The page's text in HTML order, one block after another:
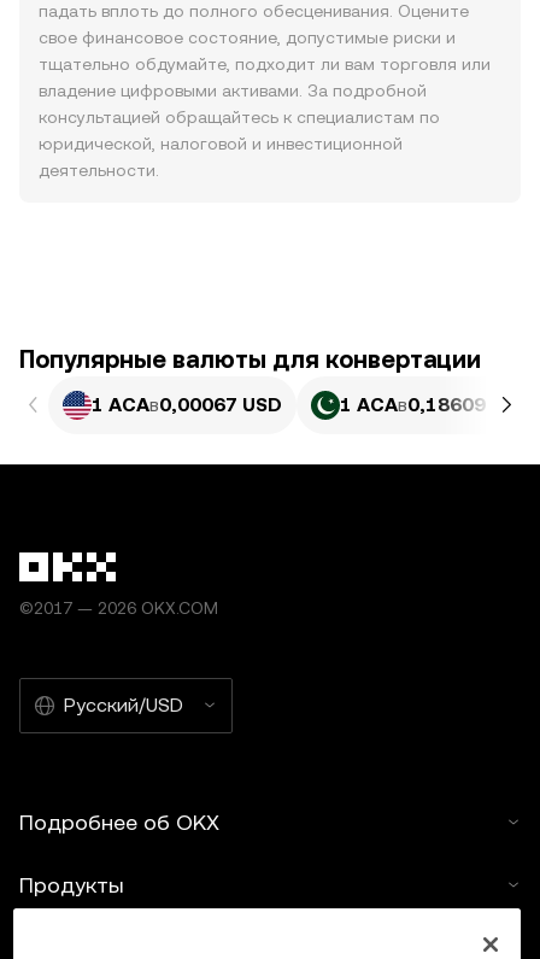
падать вплоть до полного обесценивания. Оцените
свое финансовое состояние, допустимые риски и
тщательно обдумайте, подходит ли вам торговля или
владение цифровыми активами. За подробной
консультацией обращайтесь к специалистам по
юридической, налоговой и инвестиционной
деятельности.
Популярные валюты для конвертации
1 ACAв0,00067 USD 1 ACAв0,18609 PKR
©2017 — 2026 OKX.COM
Русский/USD
Подробнее об OKX
Продукты